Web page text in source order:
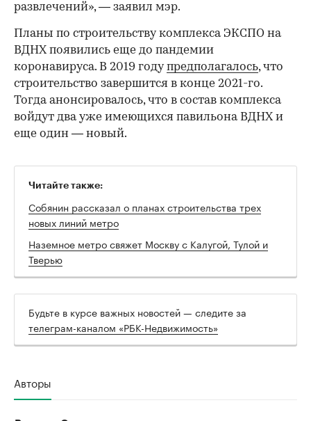
развлечений», — заявил мэр.
Планы по строительству комплекса ЭКСПО на
ВДНХ появились еще до пандемии
коронавируса. В 2019 годупредполагалось, что
строительство завершится в конце 2021-го.
Тогда анонсировалось, что в состав комплекса
войдут два уже имеющихся павильона ВДНХ и
еще один — новый.
00:00 / 00:00
Читайте также:
Собянин рассказал о планах строительства трех
новых линий метро
Наземное метро свяжет Москву с Калугой, Тулой и
Тверью
Будьте в курсе важных новостей — следите за
телеграм-каналом «РБК-Недвижимость»
Авторы